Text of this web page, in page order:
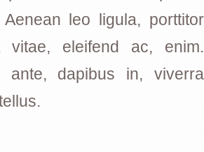
leo ligula, porttitor
vitae, eleifend ac, enim.
ante, dapibus in, viverra